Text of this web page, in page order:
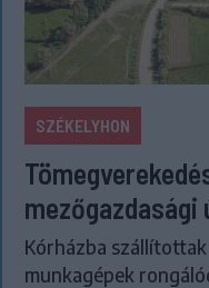
SZÉKELYHON
Kórházba
munkagépek